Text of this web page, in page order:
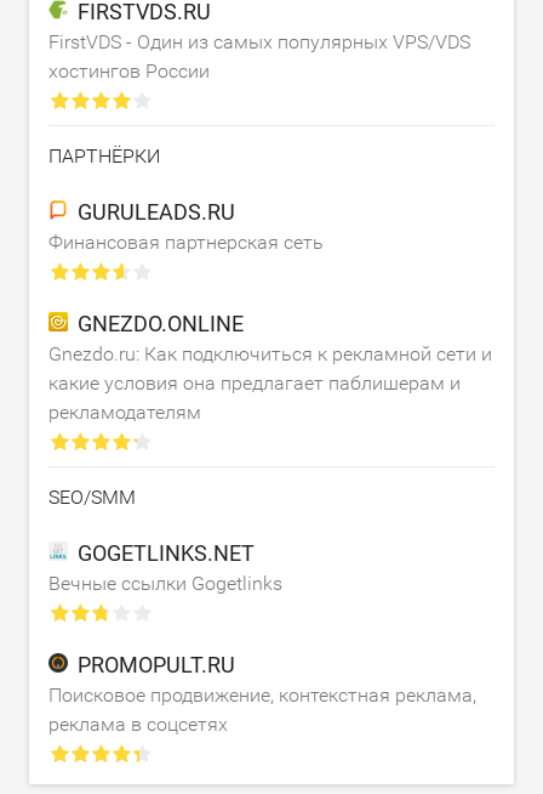
FIRSTVDS.RU
FirstVDS - Один из самых популярных VPS/VDS
хостингов России
ПАРТНЁРКИ
GURULEADS.RU
Финансовая партнерская сеть
GNEZDO.ONLINE
Gnezdo.ru: Как подключиться к рекламной сети и
какие условия она предлагает паблишерам и
рекламодателям
SEO/SMM
GOGETLINKS.NET
Вечные ссылки Gogetlinks
PROMOPULT.RU
Поисковое продвижение, контекстная реклама,
реклама в соцсетях